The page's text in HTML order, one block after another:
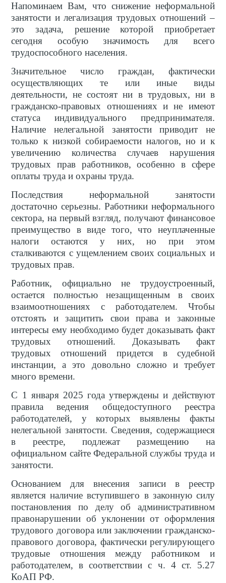
Напоминаем Вам, что снижение неформальной
занятости и легализация трудовых отношений –
это задача, решение которой приобретает
сегодня особую значимость для всего
трудоспособного населения.
Значительное число граждан, фактически
осуществляющих те или иные виды
деятельности, не состоят ни в трудовых, ни в
гражданско-правовых отношениях и не имеют
статуса индивидуального предпринимателя.
Наличие нелегальной занятости приводит не
только к низкой собираемости налогов, но и к
увеличению количества случаев нарушения
трудовых прав работников, особенно в сфере
оплаты труда и охраны труда.
Последствия неформальной занятости
достаточно серьезны. Работники неформального
сектора, на первый взгляд, получают финансовое
преимущество в виде того, что неуплаченные
налоги остаются у них, но при этом
сталкиваются с ущемлением своих социальных и
трудовых прав.
Работник, официально не трудоустроенный,
остается полностью незащищенным в своих
взаимоотношениях с работодателем. Чтобы
отстоять и защитить свои права и законные
интересы ему необходимо будет доказывать факт
трудовых отношений. Доказывать факт
трудовых отношений придется в судебной
инстанции, а это довольно сложно и требует
много времени.
С 1 января 2025 года утверждены и действуют
правила ведения общедоступного реестра
работодателей, у которых выявлены факты
нелегальной занятости. Сведения, содержащиеся
в реестре, подлежат размещению на
официальном сайте Федеральной службы труда и
занятости.
Основанием для внесения записи в реестр
является наличие вступившего в законную силу
постановления по делу об административном
правонарушении об уклонении от оформления
трудового договора или заключении гражданско-
правового договора, фактически регулирующего
трудовые отношения между работником и
работодателем, в соответствии с ч. 4 ст. 5.27
КоАП РФ.